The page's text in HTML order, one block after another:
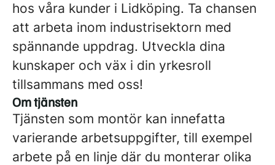
hos våra kunder i Lidköping. Ta chansen
att arbeta inom industrisektorn med
spännande uppdrag. Utveckla dina
kunskaper och väx i din yrkesroll
tillsammans med oss!
Om tjänsten
Tjänsten som montör kan innefatta
varierande arbetsuppgifter, till exempel
arbete på en linje där du monterar olika